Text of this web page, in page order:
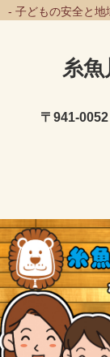
- 子どもの安全と地
糸
〒941-